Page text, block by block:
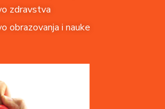
zdravstva
obrazovanja i nauke